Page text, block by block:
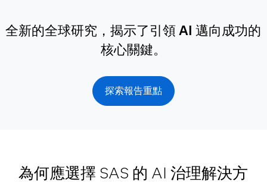
全新的全球研究，揭示了引領 AI 邁向成功的
核心關鍵。
探索報告重點
為何應選擇 SAS 的 AI 治理解決方